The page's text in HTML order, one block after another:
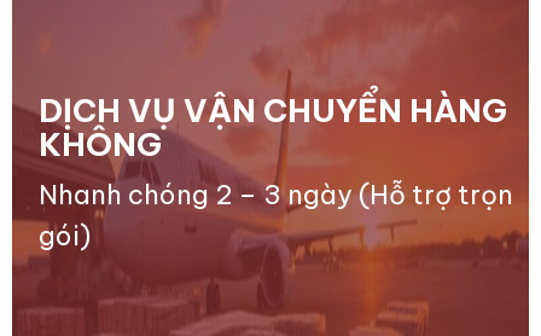
DỊCH VỤ VẬN CHUYỂN HÀNG
KHÔNG
Nhanh chóng 2 – 3 ngày (Hỗ trợ trọn
gói)